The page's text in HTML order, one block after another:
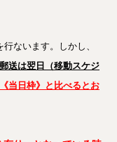
ないます。しかし、
送は翌日（移動スケジ
《当日枠》と比べるとお